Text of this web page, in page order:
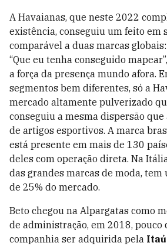
A Havaianas, que neste 2022
existência, conseguiu um feito em
comparável a duas marcas
“Que eu tenha conseguido
a força da presença mundo afora.
segmentos bem diferentes, só a
mercado altamente pulverizado
conseguiu a mesma dispersão
de artigos esportivos. A marca
está presente em mais de 130
deles com operação direta. Na
das grandes marcas de moda,
de 25% do mercado.
Beto chegou na Alpargatas como
de administração, em 2018, pouco
companhia ser adquirida pela